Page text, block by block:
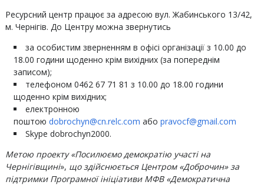
Ресурсний центр працює за адресою вул. Жабинського 13/42,
м. Чернігів. До Центру можна звернутись
за особистим зверненням в офісі організації з 10.00 до
18.00 години щоденно крім вихідних (за попереднім
записом);
телефоном 0462 67 71 81 з 10.00 до 18.00 години
щоденно крім вихідних;
електронною
поштою dobrochyn@cn.relc.com або pravocf@gmail.com
Skype dobrochyn2000.
Метою проекту «Посилюємо демократію участі на
Чернігівщині», що здійснюється Центром «Доброчин» за
підтримки Програмної ініціативи МФВ «Демократична